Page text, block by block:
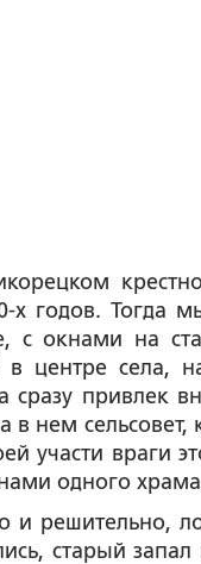
годов. Тогда
с окнами на
центре села,
привлек
нем сельсовет,
участи враги
одного
и решительно,
старый запал